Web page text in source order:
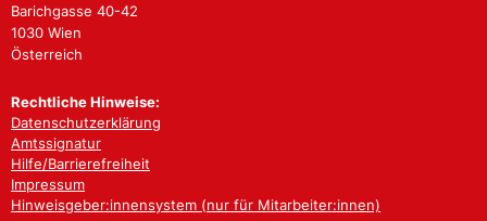
Barichgasse 40-42
1030 Wien
Österreich
Rechtliche Hinweise:
Datenschutzerklärung
Amtssignatur
Hilfe/Barrierefreiheit
Impressum
Hinweisgeber:innensystem (nur für Mitarbeiter:innen)